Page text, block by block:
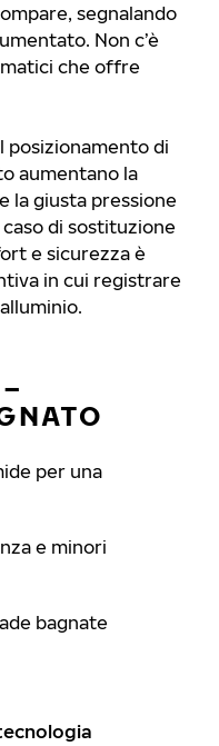
segnalando
Non c’è
che offre
posizionamento di
aumentano la
la giusta pressione
di sostituzione
e sicurezza è
in cui registrare
per una
e minori
bagnate